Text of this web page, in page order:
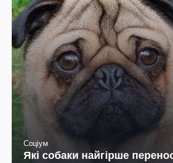
Соціум
Які собаки найгірше